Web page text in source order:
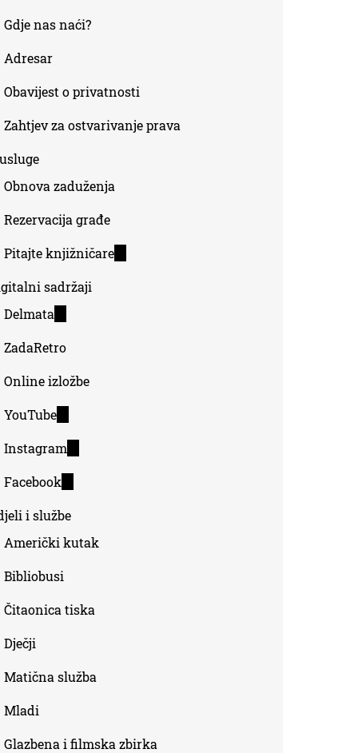
Gdje nas naći?
Adresar
Obavijest o privatnosti
Zahtjev za ostvarivanje prava
Obnova zaduženja
Rezervacija građe
Pitajte knjižničare(link
sadržaji
Delmata
external)
ZadaRetro
Online izložbe
YouTube(link
external)
Instagram(link
external)
Facebook
external)
i službe
Američki kutak
Bibliobusi
Čitaonica tiska
Dječji
Matična služba
Mladi
Glazbena i filmska zbirka